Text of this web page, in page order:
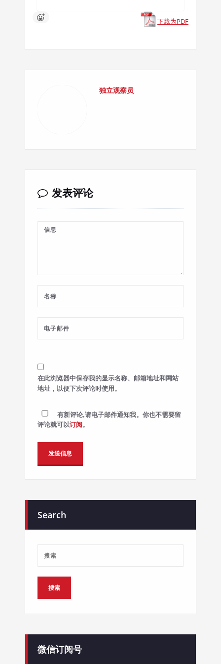
下载为PDF
独立观察员
发表评论
在此浏览器中保存我的显示名称、邮箱地址和网站
地址，以便下次评论时使用。
有新评论,请电子邮件通知我。你也不需要留
评论就可以订阅。
Search
微信订阅号